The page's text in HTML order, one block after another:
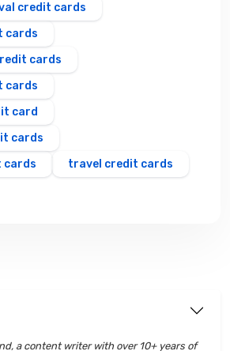
credit cards
cards
cards
cards
card
cards
cards
travel credit cards
a content writer with over 10+ years of